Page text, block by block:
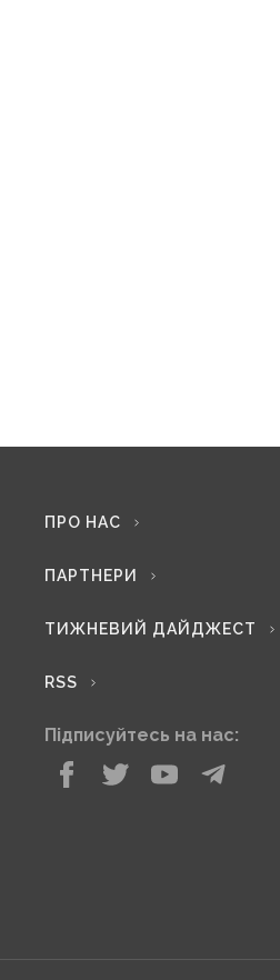
ПРО НАС
ПАРТНЕРИ
ТИЖНЕВИЙ ДАЙДЖЕСТ
RSS
Підписуйтесь на нас: